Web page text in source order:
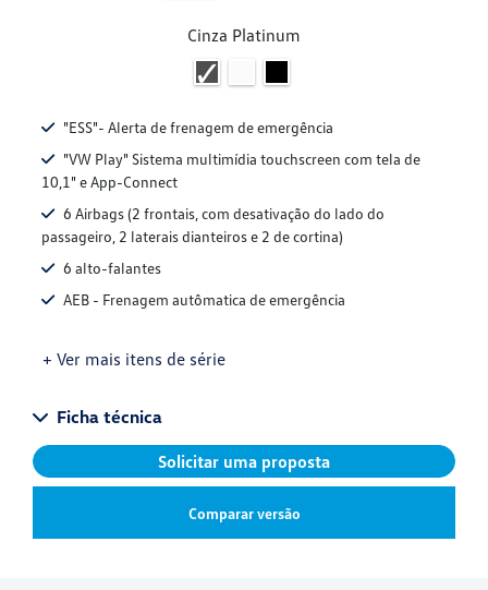
Cinza Platinum
"ESS"- Alerta de frenagem de emergência
"VW Play" Sistema multimídia touchscreen com tela de
10,1" e App-Connect
6 Airbags (2 frontais, com desativação do lado do
passageiro, 2 laterais dianteiros e 2 de cortina)
6 alto-falantes
AEB - Frenagem autômatica de emergência
+ Ver mais itens de série
Ficha técnica
Solicitar uma proposta
Comparar versão